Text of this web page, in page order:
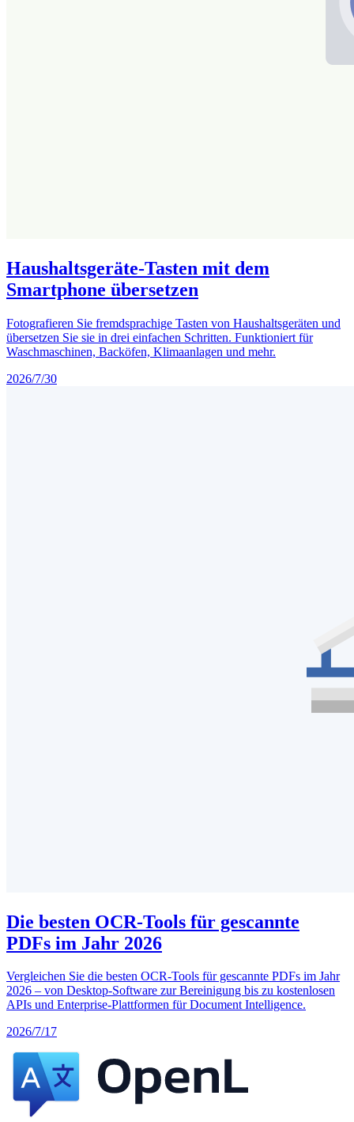
Haushaltsgeräte-Tasten mit dem
Smartphone übersetzen
Fotografieren Sie fremdsprachige Tasten von Haushaltsgeräten und
übersetzen Sie sie in drei einfachen Schritten. Funktioniert für
Waschmaschinen, Backöfen, Klimaanlagen und mehr.
2026/7/30
Die besten OCR-Tools für gescannte
PDFs im Jahr 2026
Vergleichen Sie die besten OCR-Tools für gescannte PDFs im Jahr
2026 – von Desktop-Software zur Bereinigung bis zu kostenlosen
APIs und Enterprise-Plattformen für Document Intelligence.
2026/7/17